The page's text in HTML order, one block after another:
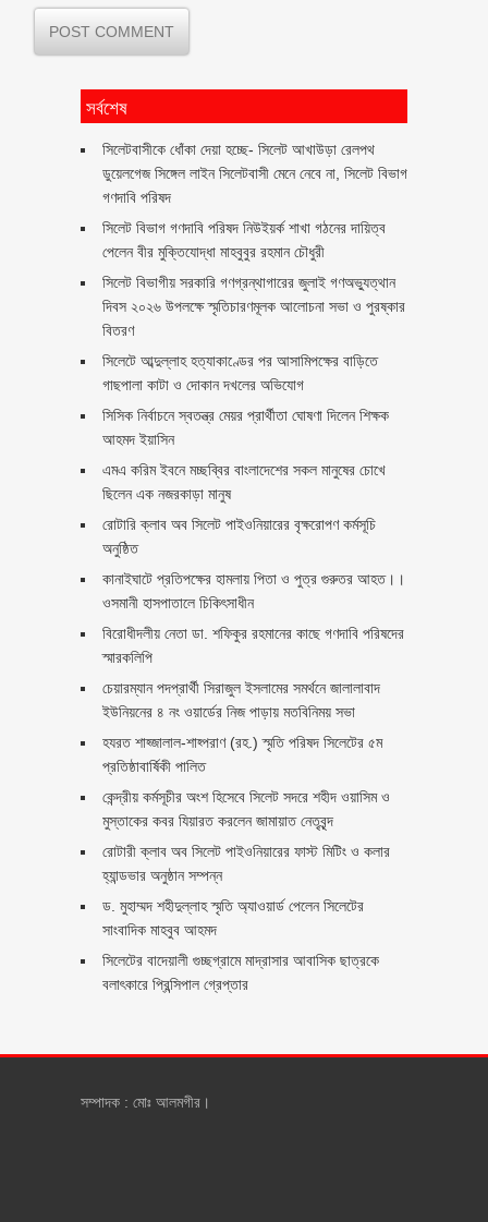
সর্বশেষ
‎সিলেটবাসীকে ধোঁকা দেয়া হচ্ছে- সিলেট আখাউড়া রেলপথ
ডুয়েলগেজ সিঙ্গেল লাইন সিলেটবাসী মেনে নেবে না, সিলেট বিভাগ
গণদাবি পরিষদ
সিলেট বিভাগ গণদাবি পরিষদ নিউইয়র্ক শাখা গঠনের দায়িত্ব
পেলেন বীর মুক্তিযোদ্ধা মাহবুবুর রহমান চৌধুরী ‎ ‎
সিলেট বিভাগীয় সরকারি গণগ্রন্থাগারের জুলাই গণঅভ্যুত্থান
দিবস ২০২৬ উপলক্ষে স্মৃতিচারণমূলক আলোচনা সভা ও পুরষ্কার
বিতরণ ‎ ‎
সিলেটে আব্দুল্লাহ হত্যাকাণ্ডের পর আসামিপক্ষের বাড়িতে
গাছপালা কাটা ও দোকান দখলের অভিযোগ
সিসিক নির্বাচনে স্বতন্ত্র মেয়র প্রার্থীতা ঘোষণা দিলেন শিক্ষক
আহমদ ইয়াসিন
এমএ করিম ইবনে মচ্ছব্বির বাংলাদেশের সকল মানুষের চোখে
ছিলেন এক নজরকাড়া মানুষ ‎
রোটারি ক্লাব অব সিলেট পাইওনিয়ারের বৃক্ষরোপণ কর্মসূচি
অনুষ্ঠিত
কানাইঘাটে প্রতিপক্ষের হামলায় পিতা ও পুত্র গুরুতর আহত।।
ওসমানী হাসপাতালে চিকিৎসাধীন
বিরোধীদলীয় নেতা ডা. শফিকুর রহমানের কাছে গণদাবি পরিষদের
স্মারকলিপি ‎
চেয়ারম্যান পদপ্রার্থী সিরাজুল ইসলামের সমর্থনে জালালাবাদ
ইউনিয়নের ৪ নং ওয়ার্ডের নিজ পাড়ায় মতবিনিময় সভা
হযরত শাহ্জালাল-শাহ্পরাণ (রহ.) স্মৃতি পরিষদ সিলেটের ৫ম
প্রতিষ্ঠাবার্ষিকী পালিত ‎​
কেন্দ্রীয় কর্মসূচীর অংশ হিসেবে সিলেট সদরে শহীদ ওয়াসিম ও
মুস্তাকের কবর যিয়ারত করলেন জামায়াত নেতৃবৃন্দ ‎
রোটারী ক্লাব অব সিলেট পাইওনিয়ারের ফাস্ট মিটিং ও কলার
হ্যান্ডভার অনুষ্ঠান সম্পন্ন
ড. মুহাম্মদ শহীদুল্লাহ স্মৃতি অ্যাওয়ার্ড পেলেন সিলেটের
সাংবাদিক মাহবুব আহমদ
সিলেটের বাদেয়ালী গুচ্ছগ্রামে মাদ্রাসার আবাসিক ছাত্রকে
বলাৎকারে প্রিন্সিপাল গ্রেপ্তার ‎
সম্পাদক : মোঃ আলমগীর।